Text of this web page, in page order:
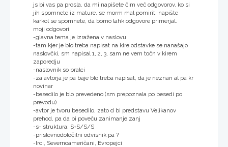
js bi vas pa prosla, da mi napišete čim več odgovorov, ko si
jih spomnete iz mature. se morm mal pomirit. napište
karkol se spomnete, da bomo lahk odgovore primerjal.
moji odgovori:
-glavna tema je izražena v naslovu
-tam kjer je blo treba napisat na kire odstavke se nanašajo
naslovčki, sm napisal 1, 2, 3, sam ne vem točn v kirem
zaporedju
-naslovnik so bralci
-za avtorja je pa baje blo treba napisat, da je neznan al pa kr
novinar
-besedilo je blo prevedeno (sm prepoznala po besedi po
prevodu)
-avtor je tvoru besedilo, zato d bi predstavu Velikanov
prehod, pa da bi poveču zanimanje zanj
-s- struktura: S+S/S/S
-prislovnodoločilni odvisnik pa ?
-Irci, Severnoameričani, Evropejci